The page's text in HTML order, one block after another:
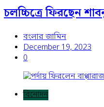
চলচ্চিত্রে ফিরছেন
বংলার জামিন
December 19, 2023
0
বিনোদন